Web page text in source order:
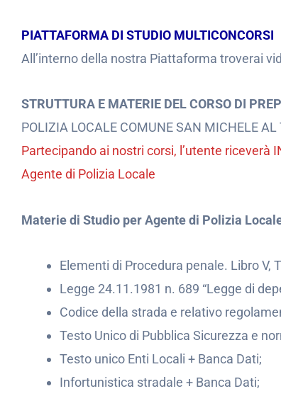
PIATTAFORMA DI STUDIO MULTICONCORSI
All’interno della nostra Piattaforma troverai
STRUTTURA E MATERIE DEL CORSO DI
POLIZIA LOCALE COMUNE SAN MICHELE
Partecipando ai nostri corsi, l’utente riceverà
Agente di Polizia Locale
Materie di Studio per Agente di Polizia
Elementi di Procedura penale. Libro V,
Legge 24.11.1981 n. 689 “Legge di
Codice della strada e relativo
Testo Unico di Pubblica Sicurezza e
Testo unico Enti Locali + Banca Dati;
Infortunistica stradale + Banca Dati;